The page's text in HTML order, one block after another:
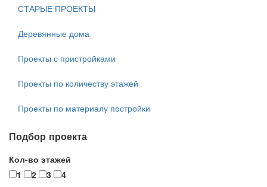
СТАРЫЕ ПРОЕКТЫ
Деревянные дома
Проекты с пристройками
Проекты по количеству этажей
Проекты по материалу постройки
Подбор проекта
Кол-во этажей
1
2 3
4